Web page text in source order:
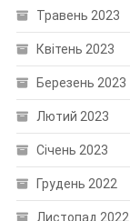
Травень 2023
Квітень 2023
Березень 2023
Лютий 2023
Січень 2023
Грудень 2022
Листопад 2022